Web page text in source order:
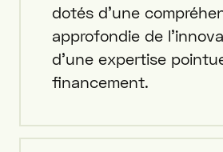
dotés d'une
approfondie de
d'une expertise
financement.